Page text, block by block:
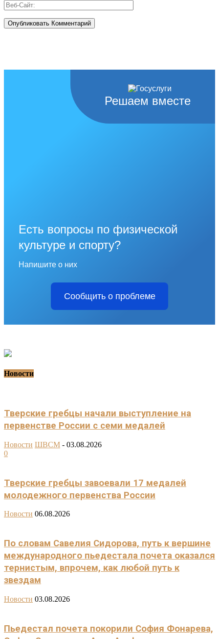
Решаем вместе
Есть вопросы по физической
культуре и спорту?
Напишите о них
Сообщить о проблеме
Новости
Тверские гребцы начали выступление на
первенстве России с семи медалей
Новости ШВСМ - 03.08.2026
0
Тверские гребцы завоевали 17 медалей
молодежного первенства России
Новости 06.08.2026
По словам Савелия Сидорова, путь к вершине
международного пьедестала почета оказался
тернистым, впрочем, как любой путь к
звездам
Новости 03.08.2026
Пьедестал почета покорили София Фонарева,